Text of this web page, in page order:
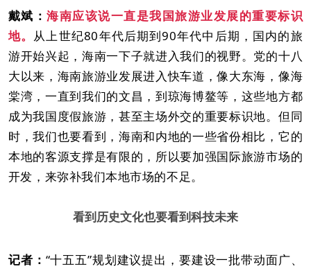
戴斌：海南应该说一直是我国旅游业发展的重要标识
地。 从上世纪80年代后期到90年代中后期，国内的旅
游开始兴起，海南一下子就进入我们的视野。党的十八
大以来，海南旅游业发展进入快车道，像大东海，像海
棠湾，一直到我们的文昌，到琼海博鳌等，这些地方都
成为我国度假旅游，甚至主场外交的重要标识地。但同
时，我们也要看到，海南和内地的一些省份相比，它的
本地的客源支撑是有限的，所以要加强国际旅游市场的
开发，来弥补我们本地市场的不足。
看到历史文化也要看到科技未来
记者： “十五五”规划建议提出，要建设一批带动面广、